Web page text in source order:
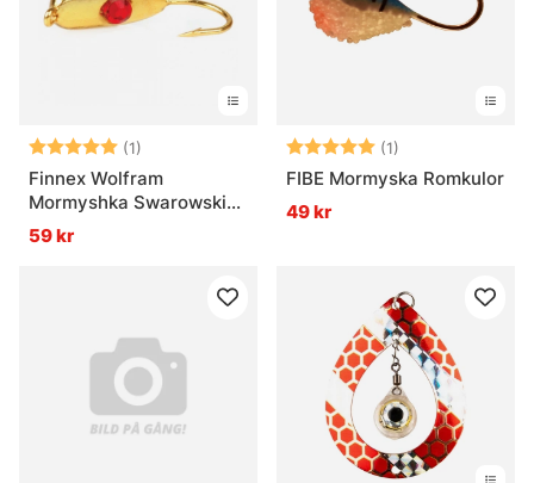
Betyg: (1)
5.0 utav 5 stjärnor
Finnex Wolfram
Mormyshka Swarowski
B8
59 kr
Betyg: (1)
FIBE Mormyska Romkulor
49 kr